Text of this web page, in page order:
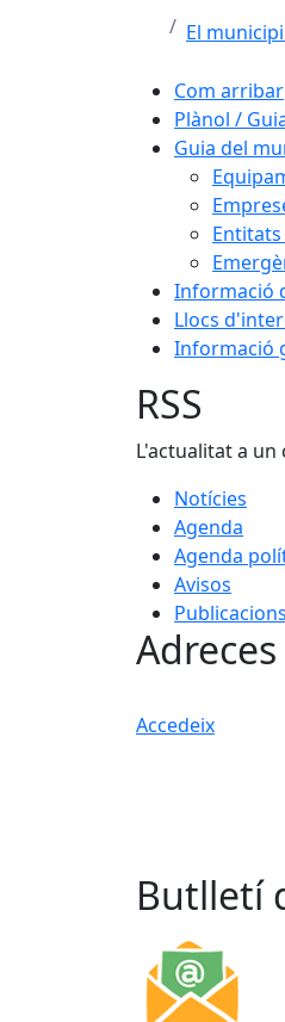
El municipi
Com arribar
Plànol /
Guia del
Informació
Llocs
Informació
RSS
L'actualitat a un
Notícies
Agenda
Agenda
Avisos
Publicacions
Accedeix
Butlletí